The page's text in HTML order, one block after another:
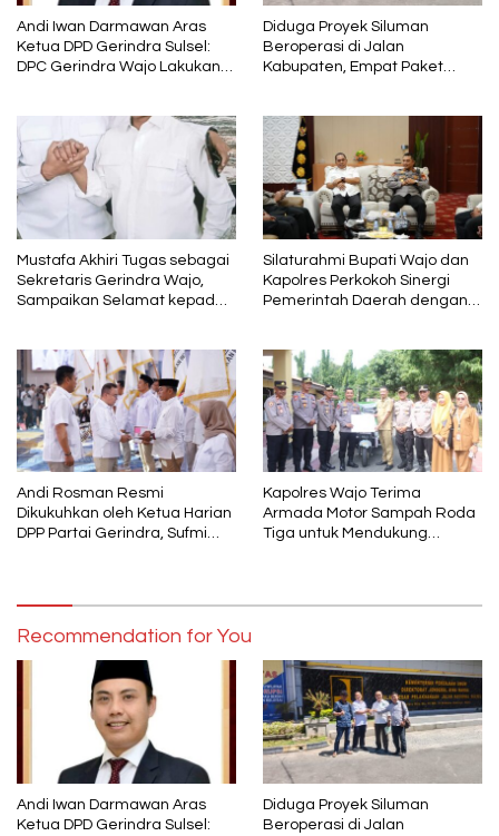
Andi Iwan Darmawan Aras
Ketua DPD Gerindra Sulsel:
DPC Gerindra Wajo Lakukan
sebagai Wakil Ketua dan
Tetap Kader Partai
Diduga Proyek Siluman
Beroperasi di Jalan
Kabupaten, Empat Paket
Mustafa Akhiri Tugas sebagai
Sekretaris Gerindra Wajo,
Sampaikan Selamat kepada
Silaturahmi Bupati Wajo dan
Kapolres Perkokoh Sinergi
Pemerintah Daerah dengan
Andi Rosman Resmi
Dikukuhkan oleh Ketua Harian
DPP Partai Gerindra, Sufmi
Kapolres Wajo Terima
Armada Motor Sampah Roda
Tiga untuk Mendukung
Recommendation for You
Andi Iwan Darmawan Aras
Ketua DPD Gerindra Sulsel:
Diduga Proyek Siluman
Beroperasi di Jalan